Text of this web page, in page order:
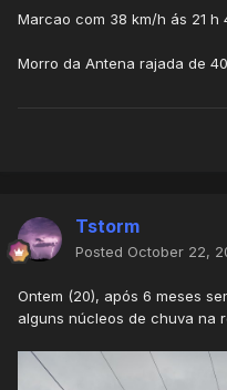
Marcao com 38 km/h ás 21 h
Morro da Antena rajada de
Tstorm
Posted October 22,
Ontem (20), após 6 meses
alguns núcleos de chuva na